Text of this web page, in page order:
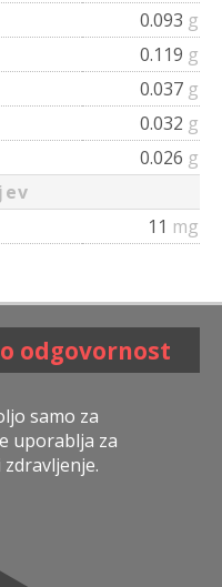
0.093 g
0.119 g
0.037 g
0.032 g
0.026 g
11 mg
odgovornost
samo za
uporablja za